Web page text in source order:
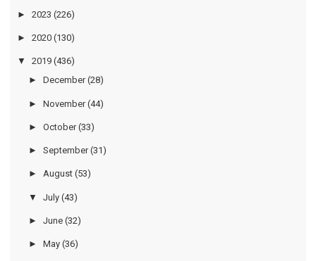
► 2023 (226)
► 2020 (130)
▼ 2019 (436)
► December (28)
► November (44)
► October (33)
► September (31)
► August (53)
▼ July (43)
► June (32)
► May (36)